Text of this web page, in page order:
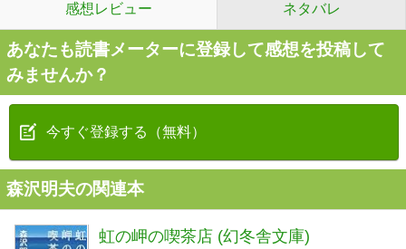
感想レビュー ネタバレ
あなたも読書メーターに登録して感想を投稿して
みませんか？
今すぐ登録する（無料）
森沢明夫の関連本
虹の岬の喫茶店 (幻冬舎文庫)